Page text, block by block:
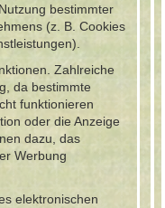
bestimmter
(z. B. Cookies
Zahlreiche
da bestimmte
funktionieren
oder die Anzeige
dazu, das
Werbung
elektronischen